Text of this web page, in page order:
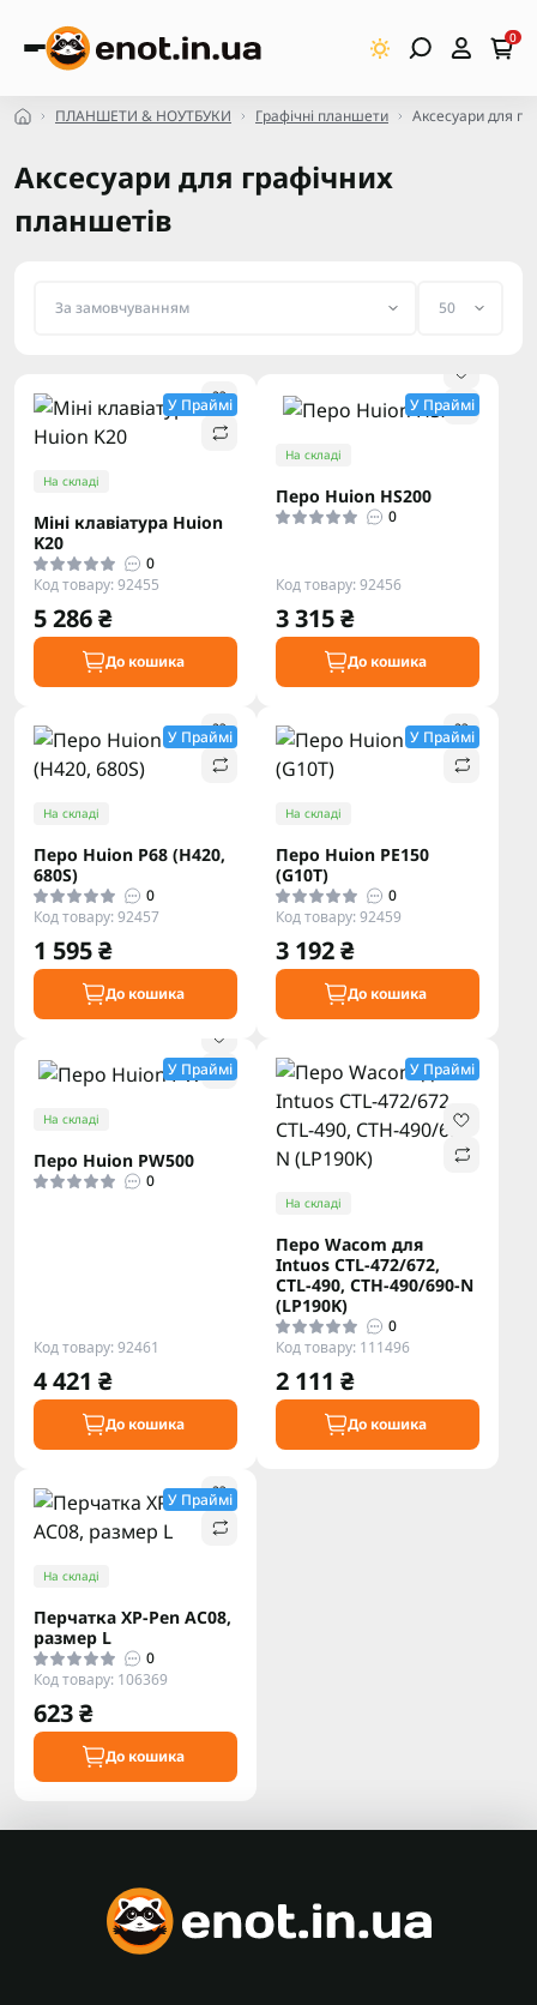
0
ПЛАНШЕТИ & НОУТБУКИ Графічні планшети Аксесуари для
Аксесуари для графічних
планшетів
У Праймі
На складі
Міні клавіатура Huion
K20
0
Код товару: 92455
5 286 ₴
До кошика
У Праймі
На складі
Перо Huion HS200
0
Код товару: 92456
3 315 ₴
До кошика
У Праймі
На складі
Перо Huion P68 (H420,
680S)
0
Код товару: 92457
1 595 ₴
До кошика
У Праймі
На складі
Перо Huion PE150
(G10T)
0
Код товару: 92459
3 192 ₴
До кошика
У Праймі
На складі
Перо Huion PW500
0
Код товару: 92461
4 421 ₴
До кошика
У Праймі
На складі
Перо Wacom для
Intuos CTL-472/672,
CTL-490, CTH-490/690-N
(LP190K)
0
Код товару: 111496
2 111 ₴
До кошика
У Праймі
На складі
Перчатка XP-Pen AC08,
размер L
0
Код товару: 106369
623 ₴
До кошика